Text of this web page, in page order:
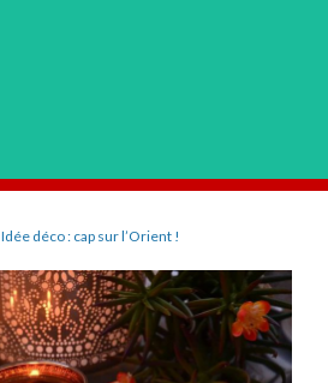
Idée déco : cap sur l’Orient !